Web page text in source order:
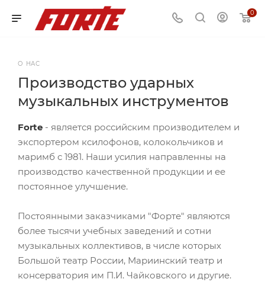
0
О НАС
Производство ударных
музыкальных инструментов
Forte - является российским производителем и
экспортером ксилофонов, колокольчиков и
маримб с 1981. Наши усилия направленны на
производство качественной продукции и ее
постоянное улучшение.
Постоянными заказчиками "Форте" являются
более тысячи учебных заведений и сотни
музыкальных коллективов, в числе которых
Большой театр России, Мариинский театр и
консерватория им П.И. Чайковского и другие.